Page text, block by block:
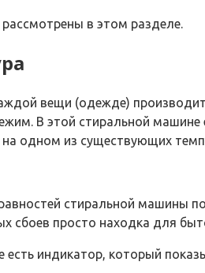
в этом разделе.
вещи (одежде)
В этой стиральной машине
на одном из существующих
стиральной машины
сбоев просто находка для
есть индикатор, который